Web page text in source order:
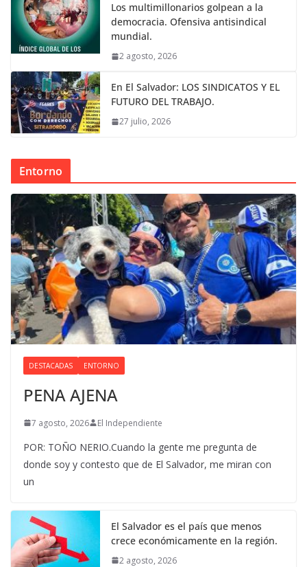
Los multimillonarios golpean a la
democracia. Ofensiva antisindical
mundial.
2 agosto, 2026
En El Salvador: LOS SINDICATOS Y EL
FUTURO DEL TRABAJO.
27 julio, 2026
Entorno
DESTACADAS ENTORNO
PENA AJENA
7 agosto, 2026 El Independiente
POR: TOÑO NERIO.Cuando la gente me pregunta de
donde soy y contesto que de El Salvador, me miran con
un
El Salvador es el país que menos
crece económicamente en la región.
2 agosto, 2026